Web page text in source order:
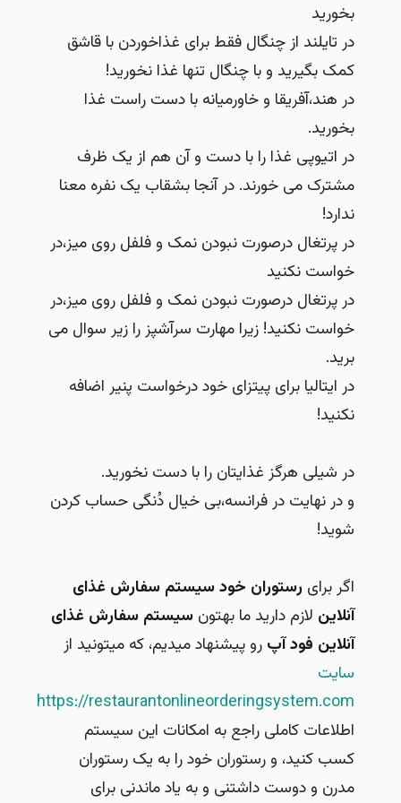
بخورید
در تایلند از چنگال فقط برای غذاخوردن با قاشق
کمک بگیرید و با چنگال تنها غذا نخورید!
در هند،آفریقا و خاورمیانه با دست راست غذا
بخورید.
در اتیوپی غذا را با دست و آن هم از یک ظرف
مشترک می خورند. در آنجا بشقاب یک نفره معنا
ندارد!
در پرتغال درصورت نبودن نمک و فلفل روی میز،در
خواست نکنید
در پرتغال درصورت نبودن نمک و فلفل روی میز،در
خواست نکنید! زیرا مهارت سرآشپز را زیر سوال می
برید.
در ایتالیا برای پیتزای خود درخواست پنیر اضافه
نکنید!
در شیلی هرگز غذایتان را با دست نخورید.
و در نهایت در فرانسه،بی خیال دُنگی حساب کردن
شوید!
اگر برایرستوران خود سیستم سفارش غذای
آنلاین لازم دارید ما بهتون سیستم سفارش غذای
آنلاین فود آپ رو پیشنهاد میدیم، که میتونید از
سایت
https://restaurantonlineorderingsystem.com
اطلاعات کاملی راجع به امکانات این سیستم
کسب کنید، و رستوران خود را به یک رستوران
مدرن و دوست داشتنی و به یاد ماندنی برای